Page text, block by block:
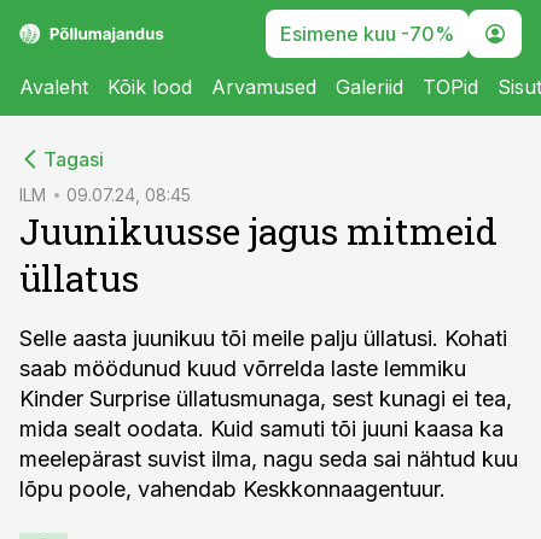
Esimene kuu -70%
Avaleht Kõik lood Arvamused Galeriid TOPid
Tagasi
ILM 09.07.24, 08:45
Juunikuusse jagus mitmeid
üllatus
Selle aasta juunikuu tõi meile palju üllatusi. Kohati
saab möödunud kuud võrrelda laste lemmiku
Kinder Surprise üllatusmunaga, sest kunagi ei tea,
mida sealt oodata. Kuid samuti tõi juuni kaasa ka
meelepärast suvist ilma, nagu seda sai nähtud kuu
lõpu poole, vahendab Keskkonnaagentuur.